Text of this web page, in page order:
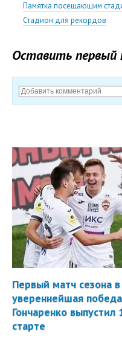
Памятка посещающим
Стадион для рекордов
Оставить первый
Первый матч сезона
увереннейшая
Гончаренко выпустил
старте